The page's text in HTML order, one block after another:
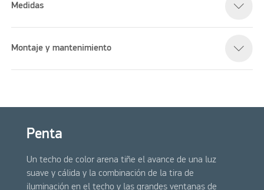
Medidas
Montaje y mantenimiento
Penta
Un techo de color arena tiñe el avance de una luz
suave y cálida y la combinación de la tira de
iluminación en el techo y las grandes ventanas de